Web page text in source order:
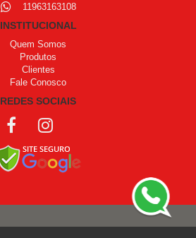
11963163108
INSTITUCIONAL
Quem Somos
Produtos
Clientes
Fale Conosco
REDES SOCIAIS